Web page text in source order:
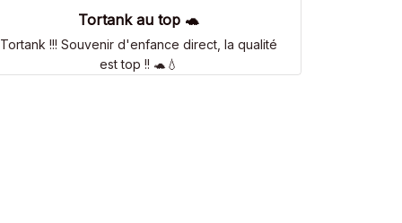
Tortank au top 🐢
Tortank !!! Souvenir d'enfance direct, la qualité
est top !! 🐢💧